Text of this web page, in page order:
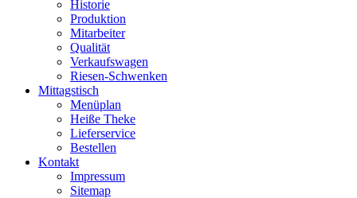
Historie
Produktion
Mitarbeiter
Qualität
Verkaufswagen
Riesen-Schwenken
Mittagstisch
Menüplan
Heiße Theke
Lieferservice
Bestellen
Kontakt
Impressum
Sitemap